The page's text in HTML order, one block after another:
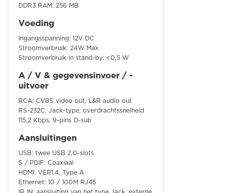
DDR3 RAM: 256 MB
Voeding
Ingangsspanning: 12V DC
Stroomverbruik: 24W Max
Stroomverbruik in stand-by: <0,5 W
A / V & gegevensinvoer / -
uitvoer
RCA: CVBS video out, L&R audio out
RS-232C: Jack-type, overdrachtssnelheid
115,2 Kbps, 9-pins D-sub
Aansluitingen
USB: twee USB 2.0-slots
S / PDIF: Coaxiaal
HDMI: VER1.4, Type A
Ethernet: 10 / 100M RJ45